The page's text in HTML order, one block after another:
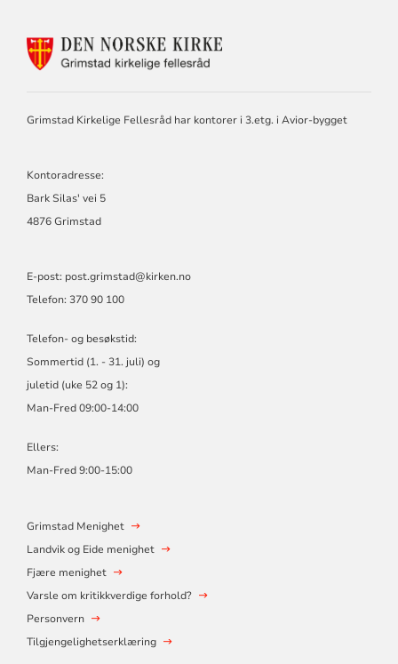
KONTAKTINFORMASJON
FELLESRÅD
Grimstad Kirkelige Fellesråd har kontorer i 3.etg. i Avior-bygget
Kontoradresse:
Bark Silas' vei 5
4876 Grimstad
E-post: post.grimstad@kirken.no
Telefon: 370 90 100
Telefon- og besøkstid:
Sommertid (1. - 31. juli) og
juletid (uke 52 og 1):
Man-Fred 09:00-14:00
Ellers:
Man-Fred 9:00-15:00
Grimstad Menighet
Landvik og Eide menighet
Fjære menighet
Varsle om kritikkverdige forhold?
Personvern
Tilgjengelighetserklæring